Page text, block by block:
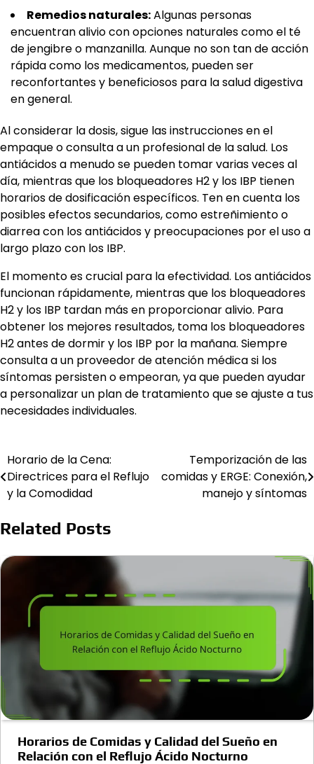
Remedios naturales:Algunas personas
encuentran alivio con opciones naturales como el té
de jengibre o manzanilla. Aunque no son tan de acción
rápida como los medicamentos, pueden ser
reconfortantes y beneficiosos para la salud digestiva
en general.
Al considerar la dosis, sigue las instrucciones en el
empaque o consulta a un profesional de la salud. Los
antiácidos a menudo se pueden tomar varias veces al
día, mientras que los bloqueadores H2 y los IBP tienen
horarios de dosificación específicos. Ten en cuenta los
posibles efectos secundarios, como estreñimiento o
diarrea con los antiácidos y preocupaciones por el uso a
largo plazo con los IBP.
El momento es crucial para la efectividad. Los antiácidos
funcionan rápidamente, mientras que los bloqueadores
H2 y los IBP tardan más en proporcionar alivio. Para
obtener los mejores resultados, toma los bloqueadores
H2 antes de dormir y los IBP por la mañana. Siempre
consulta a un proveedor de atención médica si los
síntomas persisten o empeoran, ya que pueden ayudar
a personalizar un plan de tratamiento que se ajuste a tus
necesidades individuales.
Post
navigation
Horario de la Cena:
Directrices para el Reflujo
y la Comodidad
Temporización de las
comidas y ERGE: Conexión,
manejo y síntomas
Related Posts
Horarios de Comidas y Calidad del Sueño en
Relación con el Reflujo Ácido Nocturno